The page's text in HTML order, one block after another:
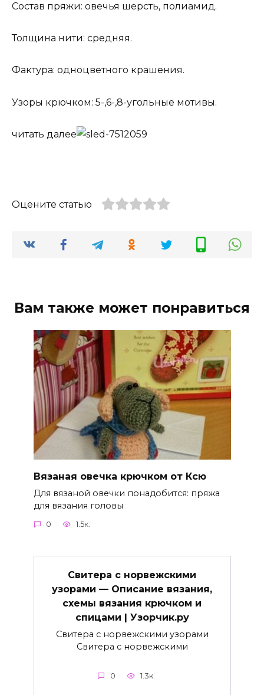
Состав пряжи: овечья шерсть, полиамид.
Толщина нити: средняя.
Фактура: одноцветного крашения.
Узоры крючком: 5-,6-,8-угольные мотивы.
читать далее
Оцените статью
Вам также может понравиться
Вязаная овечка крючком от Ксю
Для вязаной овечки понадобится: пряжа
для вязания головы
0 1.5к.
Свитера с норвежскими
узорами — Описание вязания,
схемы вязания крючком и
спицами | Узорчик.ру
Свитера с норвежскими узорами
Свитера с норвежскими
0 1.3к.